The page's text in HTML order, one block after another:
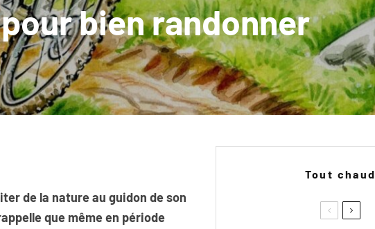
bien randonner
de la nature au guidon de son
que même en période
Tout chaud